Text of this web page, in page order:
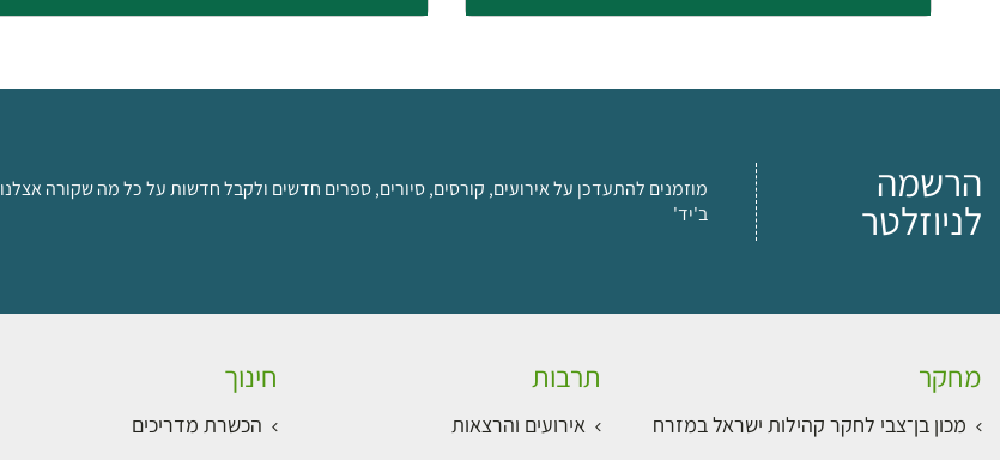
הרשמה
לניוזלטר
מוזמנים להתעדכן על אירועים, קורסים, סיורים, ספרים חדשים ולקבל חדשות על כל מה שקורה אצלנו
ב'יד'
מחקר
מכון בן־צבי לחקר קהילות ישראל במזרח
תרבות
אירועים והרצאות
חינוך
הכשרת מדריכים